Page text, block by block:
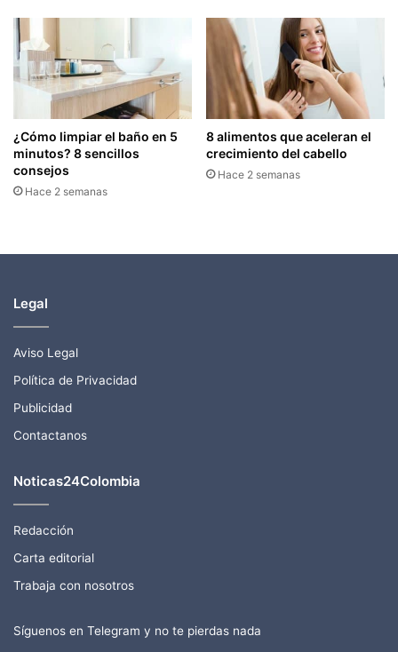
¿Cómo limpiar el baño en 5
minutos? 8 sencillos
consejos
Hace 2 semanas
8 alimentos que aceleran el
crecimiento del cabello
Hace 2 semanas
Legal
Aviso Legal
Política de Privacidad
Publicidad
Contactanos
Noticas24Colombia
Redacción
Carta editorial
Trabaja con nosotros
Síguenos en Telegram y no te pierdas nada